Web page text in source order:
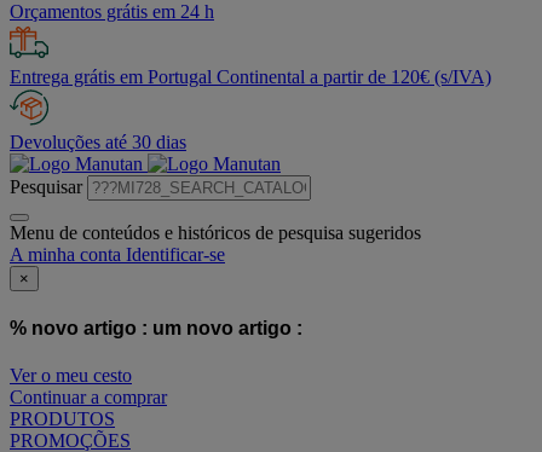
Orçamentos grátis em 24 h
Entrega grátis em Portugal Continental a partir de 120€ (s/IVA)
Devoluções até 30 dias
Pesquisar
Menu de conteúdos e históricos de pesquisa sugeridos
A minha conta Identificar-se
×
% novo artigo : um novo artigo :
Ver o meu cesto
Continuar a comprar
PRODUTOS
PROMOÇÕES